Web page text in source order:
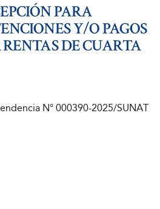
PARA
Y/O PAGOS
DE CUARTA
N° 000390-2025/SUNAT